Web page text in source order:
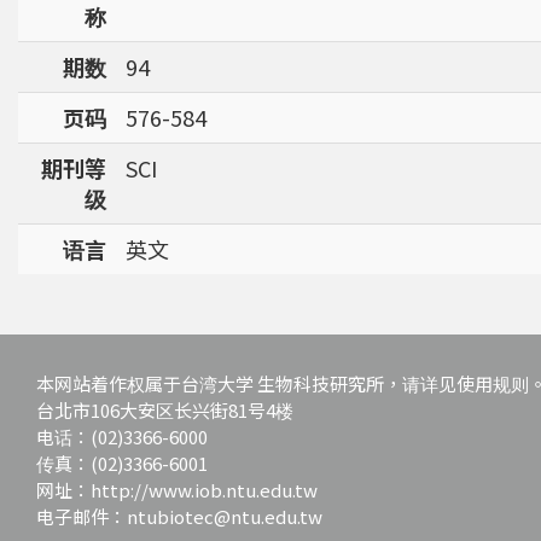
称
期数
94
页码
576-584
期刊等
级
SCI
语言 英文
本网站着作权属于台湾大学 生物科技研究所，请详见使用规则
台北市106大安区长兴街81号4楼
电话：(02)3366-6000
传真：(02)3366-6001
网址：http://www.iob.ntu.edu.tw
电子邮件：ntubiotec@ntu.edu.tw